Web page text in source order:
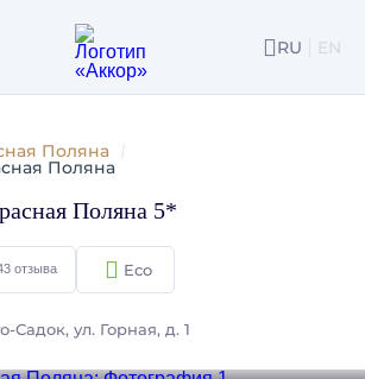
RU EN
Номера
Поляна
Поляна
Поляна 5*
отзыва
Садок, ул. Горная, д. 1